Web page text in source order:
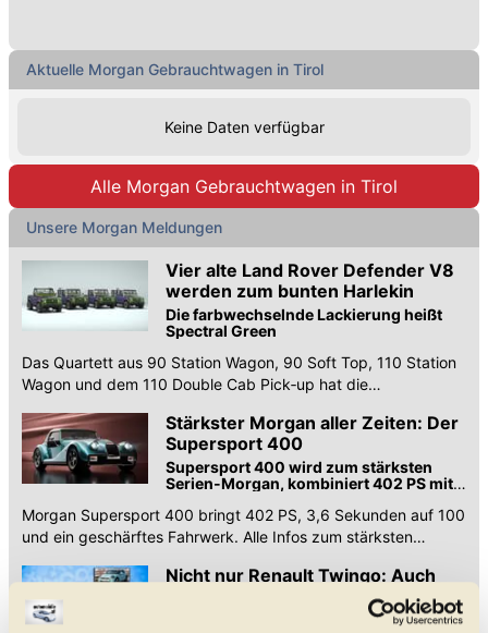
Aktuelle Morgan Gebrauchtwagen in Tirol
Keine Daten verfügbar
Alle Morgan Gebrauchtwagen in Tirol
Unsere Morgan Meldungen
Vier alte Land Rover Defender V8
werden zum bunten Harlekin
Die farbwechselnde Lackierung heißt
Spectral Green
Das Quartett aus 90 Station Wagon, 90 Soft Top, 110 Station
Wagon und dem 110 Double Cab Pick‑up hat die
Stärkster Morgan aller Zeiten: Der
Supersport 400
Supersport 400 wird zum stärksten
Serien-Morgan, kombiniert 402 PS mit
Morgan Supersport 400 bringt 402 PS, 3,6 Sekunden auf 100
und ein geschärftes Fahrwerk. Alle Infos zum stärksten
Nicht nur Renault Twingo: Auch
hier setzt man auf Retro
Formen von früher sollen vertraut